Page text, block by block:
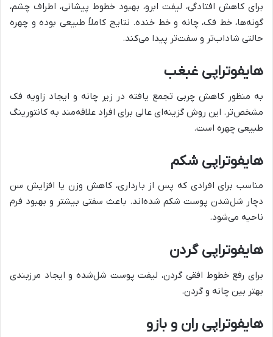
برای کاهش افتادگی، لیفت ابرو، بهبود خطوط پیشانی، اطراف چشم،
گونه‌ها، خط فک، چانه و خط خنده. نتایج کاملاً طبیعی بوده و چهره
حالتی شاداب‌تر و سفت‌تر پیدا می‌کند.
هایفوتراپی غبغب
به‌ منظور کاهش چربی تجمع‌ یافته در زیر چانه و ایجاد زاویه فک
مشخص‌تر. این روش گزینه‌ای عالی برای افراد علاقه‌مند به کانتورینگ
طبیعی چهره است.
هایفوتراپی شکم
مناسب برای افرادی که پس از بارداری، کاهش وزن یا افزایش سن
دچار شل‌شدن پوست شکم شده‌اند. باعث سفتی بیشتر و بهبود فرم
ناحیه می‌شود.
هایفوتراپی گردن
برای رفع خطوط افقی گردن، لیفت پوست شل‌شده و ایجاد مرزبندی
بهتر بین چانه و گردن.
هایفوتراپی ران و بازو